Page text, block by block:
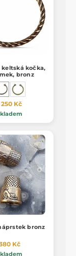
keltská kočka,
bronz
250 Kč
bronz
Kč